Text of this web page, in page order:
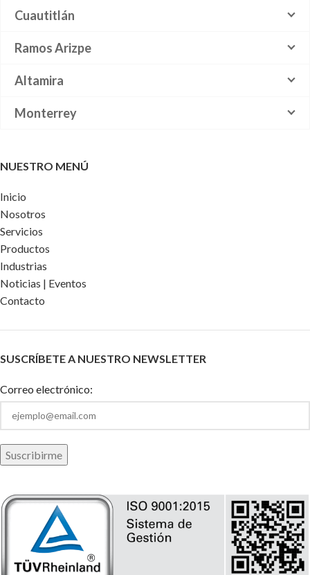
Cuautitlán
Ramos Arizpe
Altamira
Monterrey
NUESTRO MENÚ
Inicio
Nosotros
Servicios
Productos
Industrias
Noticias | Eventos
Contacto
SUSCRÍBETE A NUESTRO NEWSLETTER
Correo electrónico: